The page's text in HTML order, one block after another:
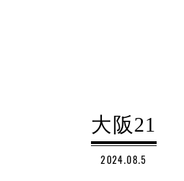
大阪21
2024.08.5